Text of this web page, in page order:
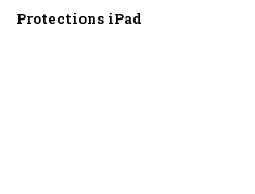
Protections iPad